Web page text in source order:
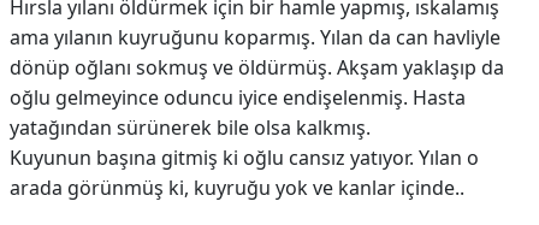
Hırsla yılanı öldürmek için bir hamle yapmış, ıskalamış
ama yılanın kuyruğunu koparmış. Yılan da can havliyle
dönüp oğlanı sokmuş ve öldürmüş. Akşam yaklaşıp da
oğlu gelmeyince oduncu iyice endişelenmiş. Hasta
yatağından sürünerek bile olsa kalkmış.
Kuyunun başına gitmiş ki oğlu cansız yatıyor. Yılan o
arada görünmüş ki, kuyruğu yok ve kanlar içinde..